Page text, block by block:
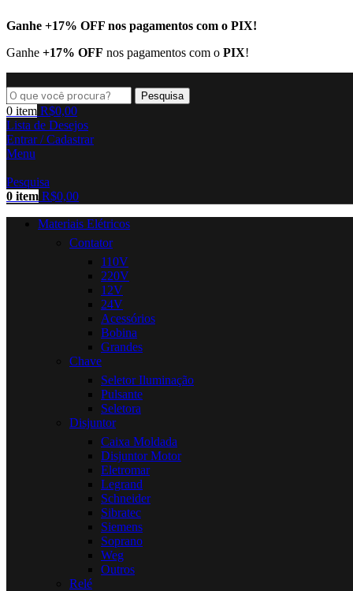
Ganhe +17% OFF nos pagamentos com o PIX!
Ganhe +17% OFF nos pagamentos com o PIX!
Pesquisa
0 item R$0,00
Lista de Desejos
Entrar / Cadastrar
Menu
Pesquisa
0 item R$0,00
Materiais Elétricos
Contator
110V
220V
12V
24V
Acessórios
Bobina
Grandes
Chave
Seletor Iluminação
Pulsante
Seletora
Disjuntor
Caixa Moldada
Disjuntor Motor
Eletromar
Legrand
Schneider
Sibratec
Siemens
Soprano
Weg
Outros
Relé